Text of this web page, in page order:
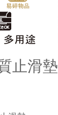
止滑墊